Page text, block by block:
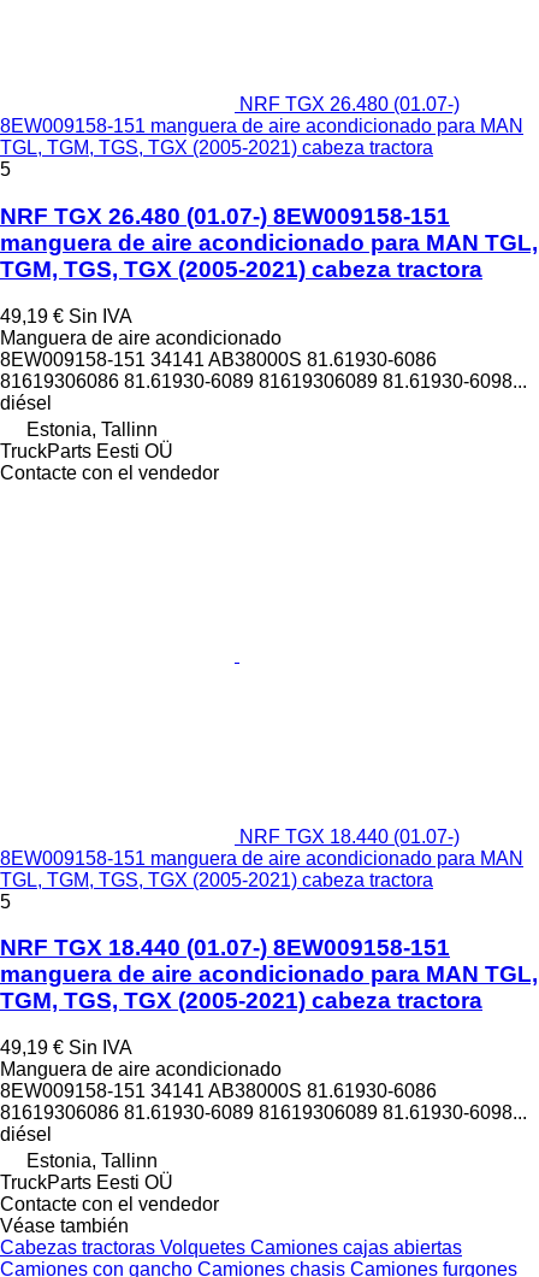
NRF TGX 26.480 (01.07-)
8EW009158-151 manguera de aire acondicionado para MAN
TGL, TGM, TGS, TGX (2005-2021) cabeza tractora
5
NRF TGX 26.480 (01.07-) 8EW009158-151
manguera de aire acondicionado para MAN TGL,
TGM, TGS, TGX (2005-2021) cabeza tractora
49,19 € Sin IVA
Manguera de aire acondicionado
8EW009158-151 34141 AB38000S 81.61930-6086
81619306086 81.61930-6089 81619306089 81.61930-6098...
diésel
Estonia, Tallinn
TruckParts Eesti OÜ
Contacte con el vendedor
NRF TGX 18.440 (01.07-)
8EW009158-151 manguera de aire acondicionado para MAN
TGL, TGM, TGS, TGX (2005-2021) cabeza tractora
5
NRF TGX 18.440 (01.07-) 8EW009158-151
manguera de aire acondicionado para MAN TGL,
TGM, TGS, TGX (2005-2021) cabeza tractora
49,19 € Sin IVA
Manguera de aire acondicionado
8EW009158-151 34141 AB38000S 81.61930-6086
81619306086 81.61930-6089 81619306089 81.61930-6098...
diésel
Estonia, Tallinn
TruckParts Eesti OÜ
Contacte con el vendedor
Véase también
Cabezas tractoras Volquetes Camiones cajas abiertas
Camiones con gancho Camiones chasis Camiones furgones